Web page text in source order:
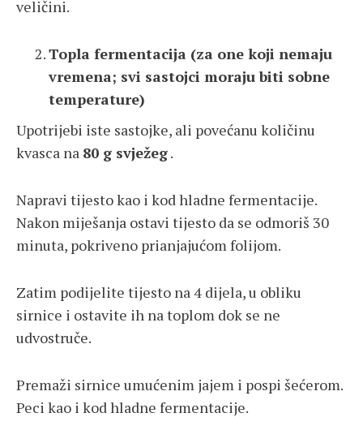
veličini.
Topla fermentacija (za one koji nemaju
vremena; svi sastojci moraju biti sobne
temperature)
Upotrijebi iste sastojke, ali povećanu količinu
kvasca na 80 g svježeg.
Napravi tijesto kao i kod hladne fermentacije.
Nakon miješanja ostavi tijesto da se odmoriš 30
minuta, pokriveno prianjajućom folijom.
Zatim podijelite tijesto na 4 dijela, u obliku
sirnice i ostavite ih na toplom dok se ne
udvostruče.
Premaži sirnice umućenim jajem i pospi šećerom.
Peci kao i kod hladne fermentacije.